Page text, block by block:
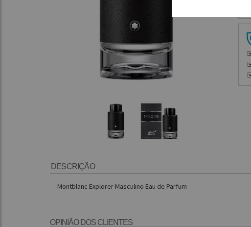
DESCRIÇÃO
Montblanc Explorer Masculino Eau de Parfum
OPINIÃO DOS CLIENTES